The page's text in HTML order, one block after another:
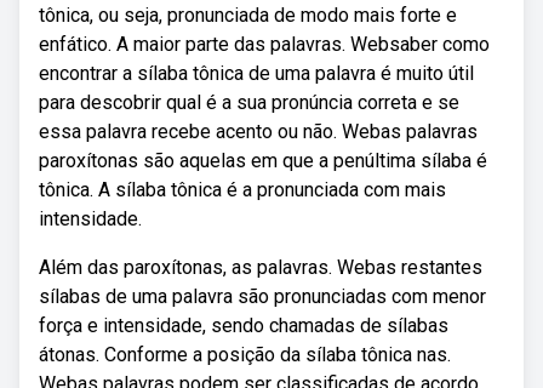
tônica, ou seja, pronunciada de modo mais forte e
enfático. A maior parte das palavras. Websaber como
encontrar a sílaba tônica de uma palavra é muito útil
para descobrir qual é a sua pronúncia correta e se
essa palavra recebe acento ou não. Webas palavras
paroxítonas são aquelas em que a penúltima sílaba é
tônica. A sílaba tônica é a pronunciada com mais
intensidade.
Além das paroxítonas, as palavras. Webas restantes
sílabas de uma palavra são pronunciadas com menor
força e intensidade, sendo chamadas de sílabas
átonas. Conforme a posição da sílaba tônica nas.